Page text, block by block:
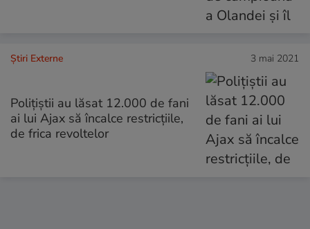
Știri Externe 3 mai 2021
Polițiștii au lăsat 12.000 de fani
ai lui Ajax să încalce restricțiile,
de frica revoltelor